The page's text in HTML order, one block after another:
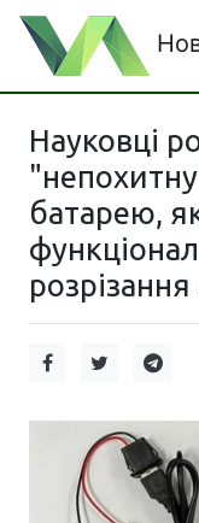
Науковці
батарею,
розрізання